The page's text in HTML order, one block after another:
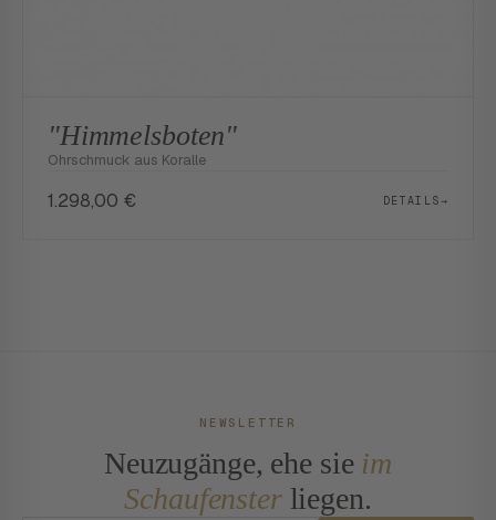
"Himmelsboten"
Ohrschmuck aus Koralle
1.298,00 € DETAILS→
NEWSLETTER
Neuzugänge, ehe sie im
Schaufensterliegen.